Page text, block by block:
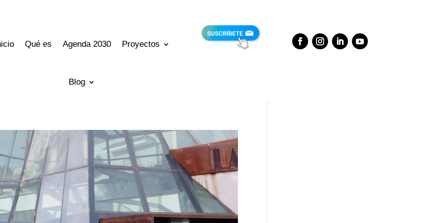
Qué es Agenda 2030 Proyectos
Blog